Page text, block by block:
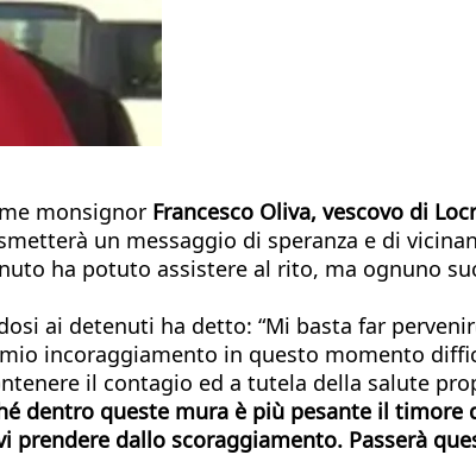
monsignor Francesco Oliva, vescovo di
un messaggio di speranza e di
ha potuto assistere al rito, ma ognuno
ai detenuti ha detto: “Mi basta far
incoraggiamento in questo momento
il contagio ed a tutela della salute
dentro queste mura è più pesante il timore
dallo scoraggiamento. Passerà